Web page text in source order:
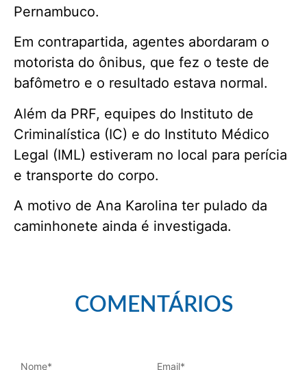
Pernambuco.
Em contrapartida, agentes abordaram o
motorista do ônibus, que fez o teste de
bafômetro e o resultado estava normal.
Além da PRF, equipes do Instituto de
Criminalística (IC) e do Instituto Médico
Legal (IML) estiveram no local para perícia
e transporte do corpo.
A motivo de Ana Karolina ter pulado da
caminhonete ainda é investigada.
COMENTÁRIOS
Nome* Email*